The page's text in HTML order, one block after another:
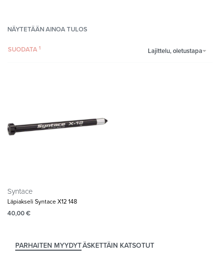
NÄYTETÄÄN AINOA TULOS
Lajittelu, oletustapa
SUODATA
Syntace
Läpiakseli Syntace X12 148
40,00€
PARHAITEN MYYDYTÄSKETTÄIN KATSOTUT